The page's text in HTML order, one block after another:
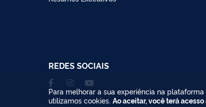
REDES SOCIAIS
Para melhorar a sua experiência na
utilizamos cookies. Ao aceitar, você terá